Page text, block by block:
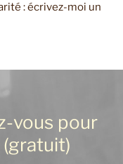
: écrivez-moi un
vous pour